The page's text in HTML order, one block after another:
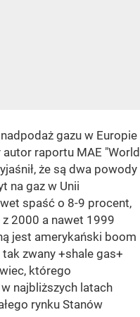
gazu w Europie
autor raportu MAE "World
że są dwa powody
na gaz w Unii
spaść o 8-9 procent,
2000 a nawet 1999
jest amerykański boom
zwany +shale gas+
którego
najbliższych latach
rynku Stanów